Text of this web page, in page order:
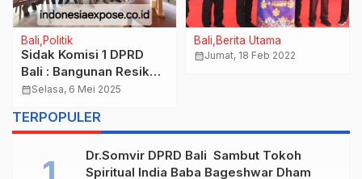
Bali Politik
Sidak Komisi 1 DPRD
Bali : Bangunan Resiko
tinggi Tanpa Izin di
Bingin, Desa Pecatu Bali
calendar_monthSelasa, 6 Mei 2025
Bali Berita Utama
calendar_monthJumat, 18 Feb 2022
TERPOPULER
Dr.Somvir DPRD Bali Sambut Tokoh
Spiritual India Baba Bageshwar Dham